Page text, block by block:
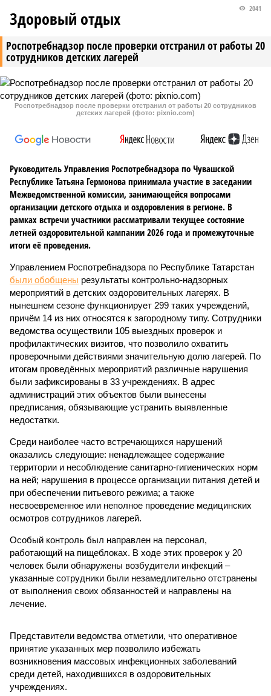
Роспотребнадзор после проверки отстранил от работы 20
сотрудников детских лагерей
2041
Здоровый отдых
Роспотребнадзор после проверки отстранил от работы 20 сотрудников
детских лагерей (фото: pixnio.com)
Руководитель Управления Роспотребнадзора по Чувашской
Республике Татьяна Гермонова принимала участие в заседании
Межведомственной комиссии, занимающейся вопросами
организации детского отдыха и оздоровления в регионе. В
рамках встречи участники рассматривали текущее состояние
летней оздоровительной кампании 2026 года и промежуточные
итоги её проведения.
Управлением Роспотребнадзора по Республике Татарстан
были обобщены результаты контрольно-надзорных
мероприятий в детских оздоровительных лагерях. В
нынешнем сезоне функционирует 299 таких учреждений,
причём 14 из них относятся к загородному типу. Сотрудники
ведомства осуществили 105 выездных проверок и
профилактических визитов, что позволило охватить
проверочными действиями значительную долю лагерей. По
итогам проведённых мероприятий различные нарушения
были зафиксированы в 33 учреждениях. В адрес
администраций этих объектов были вынесены
предписания, обязывающие устранить выявленные
недостатки.
Среди наиболее часто встречающихся нарушений
оказались следующие: ненадлежащее содержание
территории и несоблюдение санитарно-гигиенических норм
на ней; нарушения в процессе организации питания детей и
при обеспечении питьевого режима; а также
несвоевременное или неполное проведение медицинских
осмотров сотрудников лагерей.
Особый контроль был направлен на персонал,
работающий на пищеблоках. В ходе этих проверок у 20
человек были обнаружены возбудители инфекций –
указанные сотрудники были незамедлительно отстранены
от выполнения своих обязанностей и направлены на
лечение.
Представители ведомства отметили, что оперативное
принятие указанных мер позволило избежать
возникновения массовых инфекционных заболеваний
среди детей, находившихся в оздоровительных
учреждениях.